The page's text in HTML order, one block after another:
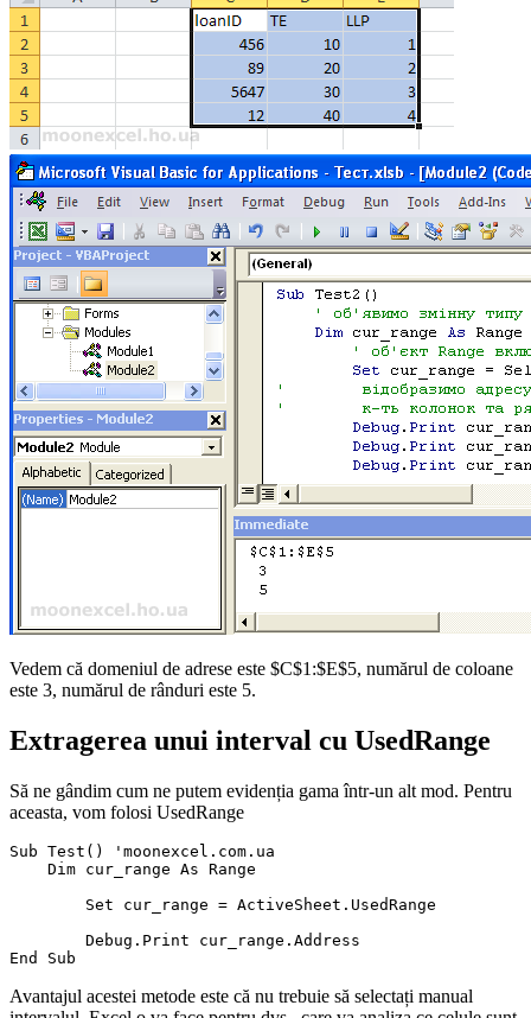
Vedem că domeniul de adrese este $C$1:$E$5, numărul de coloane
este 3, numărul de rânduri este 5.
Extragerea unui interval cu UsedRange
Să ne gândim cum ne putem evidenția gama într-un alt mod. Pentru
aceasta, vom folosi UsedRange
Sub Test() 'moonexcel.com.ua
    Dim cur_range As Range
Avantajul acestei metode este că nu trebuie să selectați manual